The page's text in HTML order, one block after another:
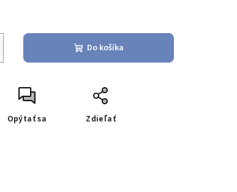
Do košíka
Opýtať sa Zdieľať